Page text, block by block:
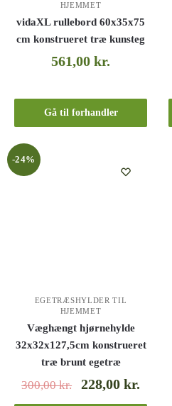
HJEMMET
vidaXL rullebord 60x35x75
cm konstrueret træ kunsteg
561,00kr.
Gå til forhandler
-24%
EGETRÆSHYLDER TIL
HJEMMET
Væghængt hjørnehylde
32x32x127,5cm konstrueret
træ brunt egetræ
300,00kr. 228,00kr.